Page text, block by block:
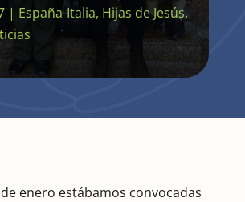
| España-Italia, Hijas de Jesús,
enero estábamos convocadas